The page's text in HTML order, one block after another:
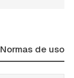
Normas de uso